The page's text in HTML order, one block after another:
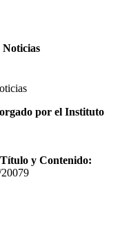
por el Instituto
y Contenido: